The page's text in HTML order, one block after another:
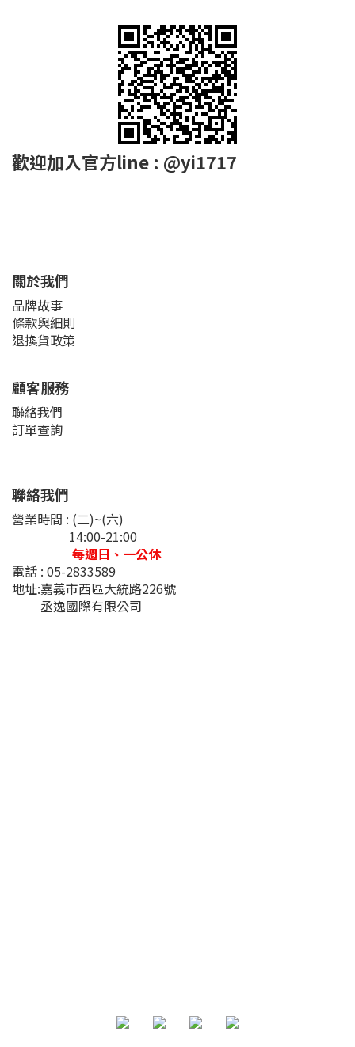
歡迎加入官方line : @yi1717
關於我們
品牌故事
條款與細則
退換貨政策
顧客服務
聯絡我們
訂單查詢
聯絡我們
營業時間 : (二)~(六)
14:00-21:00
每週日、一公休
電話 : 05-2833589
地址:嘉義市西區大統路226號
丞逸國際有限公司